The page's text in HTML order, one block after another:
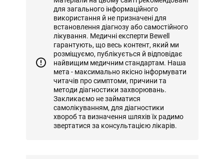
для загального інформаційного
використання й не призначені для
встановлення діагнозу або самостійного
лікування. Медичні експерти Bewell
гарантують, що весь контент, який ми
розміщуємо, публікується й відповідає
найвищим медичним стандартам. Наша
мета - максимально якісно інформувати
читачів про симптоми, причини та
методи діагностики захворювань.
Закликаємо не займатися
самолікуванням, для діагностики
хвороб та визначення шляхів їх радимо
звертатися за консультацією лікарів.